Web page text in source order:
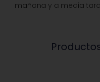
mañana y a media